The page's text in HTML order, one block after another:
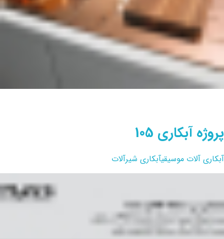
پروژه آبکاری 105
آبکاری آلات موسیقیآبکاری شیرآلات